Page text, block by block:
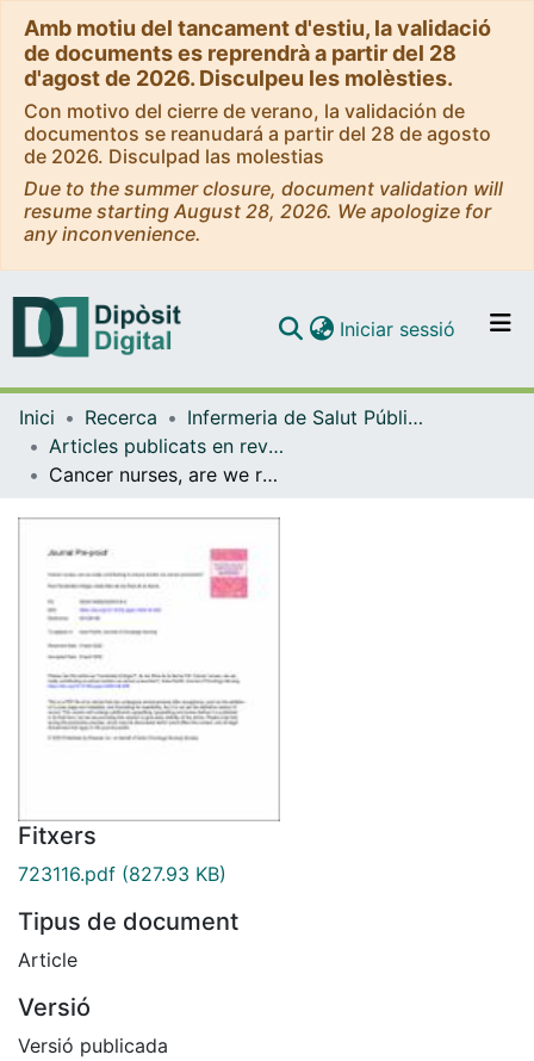
Amb motiu del tancament d'estiu, la validació
de documents es reprendrà a partir del 28
d'agost de 2026. Disculpeu les molèsties.
Con motivo del cierre de verano, la validación de
documentos se reanudará a partir del 28 de agosto
de 2026. Disculpad las molestias
Due to the summer closure, document validation will
resume starting August 28, 2026. We apologize for
any inconvenience.
Navega per tot el DD
Contacte
Iniciar sessió (current)
Inici Recerca
Infermeria de Salut Pública, Salut Mental i Maternoinfantil
Articles publicats en revistes (Infermeria de Salut Pública, Salut mental i Maternoinfantil)
Cancer nurses, are we really contributing to reduce burden via cancer prevention?
Fitxers
723116.pdf (827.93 KB)
Tipus de document
Article
Versió
Versió publicada